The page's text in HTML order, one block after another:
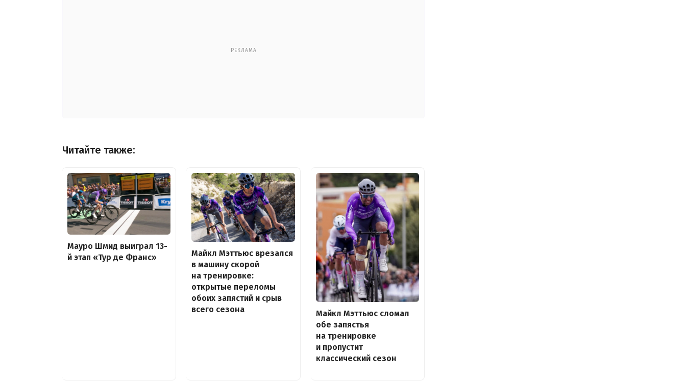
РЕКЛАМА
Читайте также:
Мауро Шмид выиграл 13-
й этап «Тур де Франс»
Майкл Мэттьюс врезался
в машину скорой
на тренировке:
открытые переломы
обоих запястий и срыв
всего сезона
Майкл Мэттьюc сломал
обе запястья
на тренировке
и пропустит
классический сезон